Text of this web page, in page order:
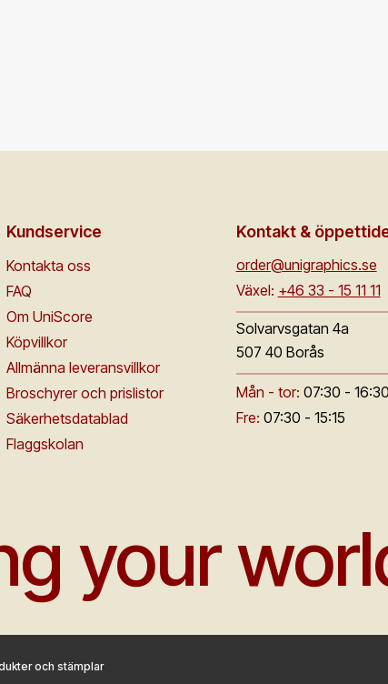
Kundservice
Kontakta oss
FAQ
Om UniScore
Köpvillkor
Allmänna leveransvillkor
Broschyrer och prislistor
Säkerhetsdatablad
Flaggskolan
Kontakt &
order@unigraphics.se
Växel: +46 33 - 15 11 11
Solvarvsgatan 4a
507 40 Borås
Mån - tor: 07:30 - 16:30
Fre: 07:30 - 15:15
your
och stämplar